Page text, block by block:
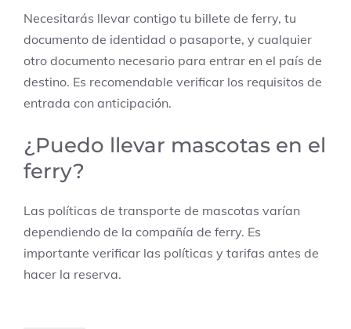
Necesitarás llevar contigo tu billete de ferry, tu
documento de identidad o pasaporte, y cualquier
otro documento necesario para entrar en el país de
destino. Es recomendable verificar los requisitos de
entrada con anticipación.
¿Puedo llevar mascotas en el
ferry?
Las políticas de transporte de mascotas varían
dependiendo de la compañía de ferry. Es
importante verificar las políticas y tarifas antes de
hacer la reserva.